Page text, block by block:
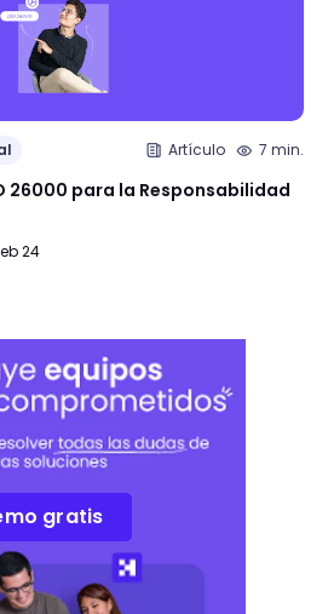
Artículo 7 min.
26000 para la Responsabilidad
24
gratis